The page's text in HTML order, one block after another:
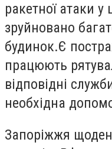
ракетної атаки
зруйновано
будинок.Є
працюють
відповідні
необхідна
Запоріжжя